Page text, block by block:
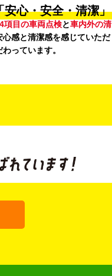
安心・安全・清潔」
項目の車両点検と車内外の清
心感と清潔感を感じていただ
っています。